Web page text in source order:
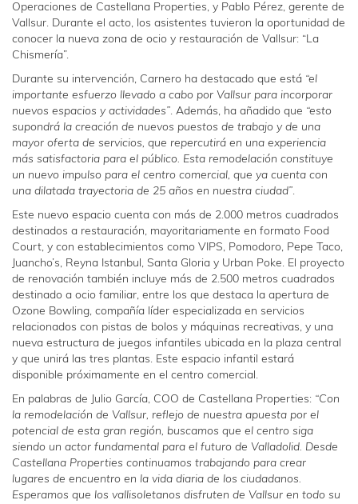
Operaciones de Castellana Properties, y Pablo Pérez, gerente de
Vallsur. Durante el acto, los asistentes tuvieron la oportunidad de
conocer la nueva zona de ocio y restauración de Vallsur: “La
Chismería”.
Durante su intervención, Carnero ha destacado que está “el
importante esfuerzo llevado a cabo por Vallsur para incorporar
nuevos espacios y actividades”. Además, ha añadido que “esto
supondrá la creación de nuevos puestos de trabajo y de una
mayor oferta de servicios, que repercutirá en una experiencia
más satisfactoria para el público. Esta remodelación constituye
un nuevo impulso para el centro comercial, que ya cuenta con
una dilatada trayectoria de 25 años en nuestra ciudad”.
Este nuevo espacio cuenta con más de 2.000 metros cuadrados
destinados a restauración, mayoritariamente en formato Food
Court, y con establecimientos como VIPS, Pomodoro, Pepe Taco,
Juancho’s, Reyna Istanbul, Santa Gloria y Urban Poke. El proyecto
de renovación también incluye más de 2.500 metros cuadrados
destinado a ocio familiar, entre los que destaca la apertura de
Ozone Bowling, compañía líder especializada en servicios
relacionados con pistas de bolos y máquinas recreativas, y una
nueva estructura de juegos infantiles ubicada en la plaza central
y que unirá las tres plantas. Este espacio infantil estará
disponible próximamente en el centro comercial.
En palabras de Julio García, COO de Castellana Properties: “Con
la remodelación de Vallsur, reflejo de nuestra apuesta por el
potencial de esta gran región, buscamos que el centro siga
siendo un actor fundamental para el futuro de Valladolid. Desde
Castellana Properties continuamos trabajando para crear
lugares de encuentro en la vida diaria de los ciudadanos.
Esperamos que los vallisoletanos disfruten de Vallsur en todo su